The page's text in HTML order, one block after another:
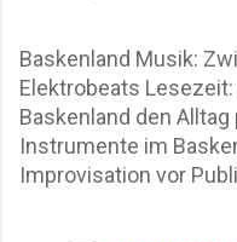
Baskenland Musik:
Elektrobeats
Baskenland den
Instrumente im
Improvisation vor